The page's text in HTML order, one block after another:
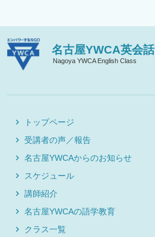
名古屋YWCA英会話
Nagoya YWCA English Class
トップページ
受講者の声／報告
名古屋YWCAからのお知らせ
スケジュール
講師紹介
名古屋YWCAの語学教育
クラス一覧